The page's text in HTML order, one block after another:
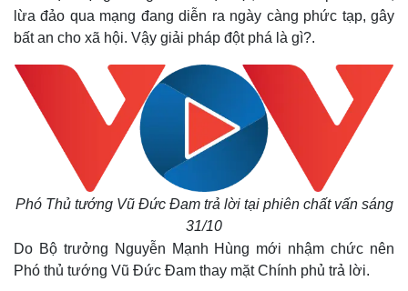
lừa đảo qua mạng đang diễn ra ngày càng phức tạp, gây
bất an cho xã hội. Vậy giải pháp đột phá là gì?.
Phó Thủ tướng Vũ Đức Đam trả lời tại phiên chất vấn sáng
31/10
Do Bộ trưởng Nguyễn Mạnh Hùng mới nhậm chức nên
Phó thủ tướng Vũ Đức Đam thay mặt Chính phủ trả lời.